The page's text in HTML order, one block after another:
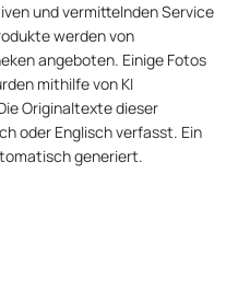
und vermittelnden Service
werden von
angeboten. Einige Fotos
mithilfe von KI
Originaltexte dieser
oder Englisch verfasst. Ein
generiert.